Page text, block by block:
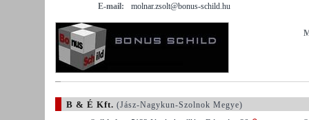
E-mail:
molnar.zsolt@bonus-schild.hu
B & É Kft. (Jász-Nagykun-Szolnok Megye)